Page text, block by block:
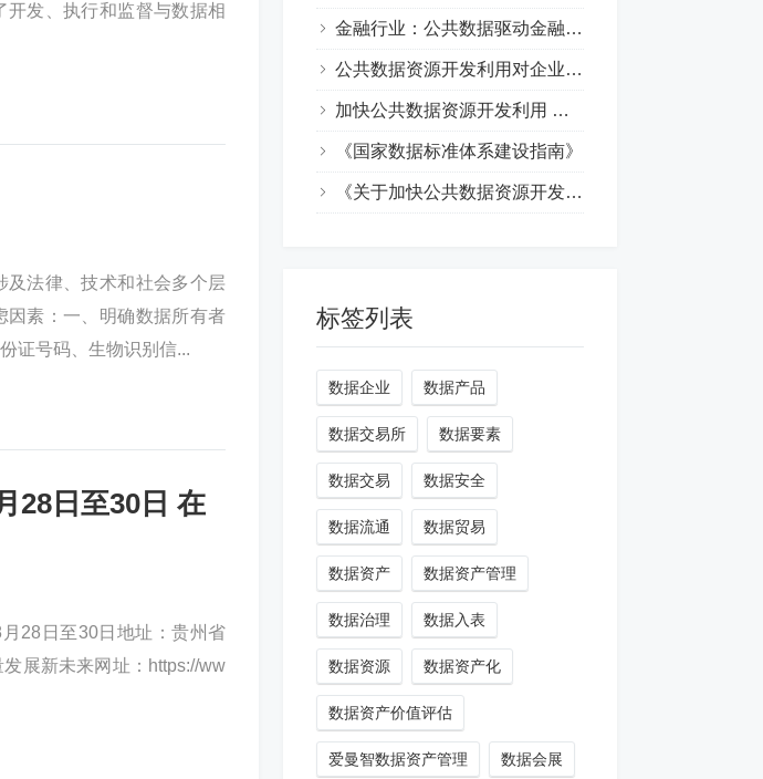
发、执行和监督与数据相
法律、技术和社会多个层
因素：一、明确数据所有者
证号码、生物识别信...
28日至30日 在
28日至30日地址：贵州省
展新未来网址：https://ww
金融行业：公共数据驱动金融创新与发展
公共数据资源开发利用对企业有哪些风险
加快公共数据资源开发利用 企业有哪些商业机会
《国家数据标准体系建设指南》
《关于加快公共数据资源开发利用的意见》
标签列表
数据企业 数据产品
数据交易所 数据要素
数据交易 数据安全
数据流通 数据贸易
数据资产 数据资产管理
数据治理 数据入表
数据资源 数据资产化
数据资产价值评估
爱曼智数据资产管理 数据会展